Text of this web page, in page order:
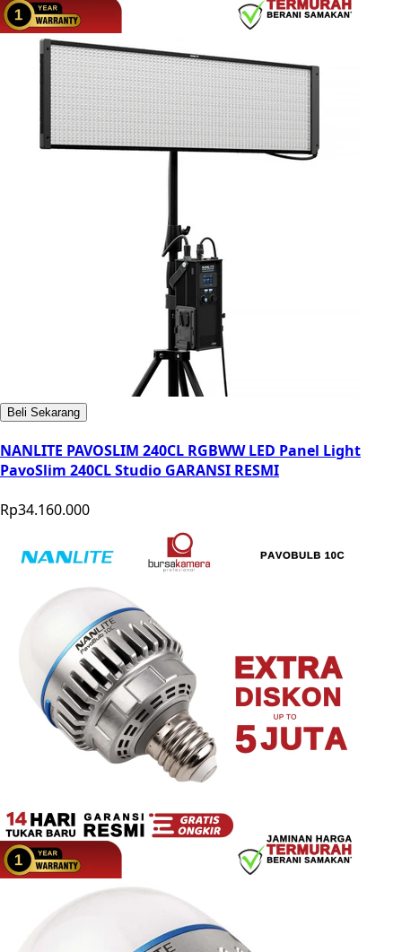
Beli Sekarang
NANLITE PAVOSLIM 240CL RGBWW LED Panel Light
PavoSlim 240CL Studio GARANSI RESMI
Rp34.160.000